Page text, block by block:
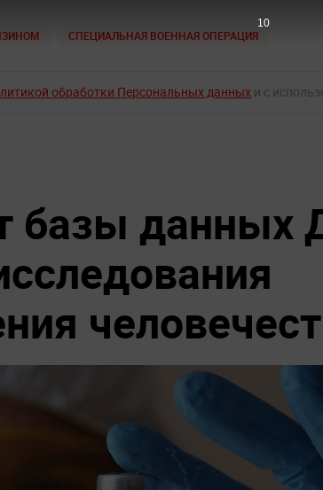
СПЕЦИАЛЬНАЯ ВОЕННАЯ ОПЕРАЦИЯ
обработки Персональных данных и с
базы данных
9